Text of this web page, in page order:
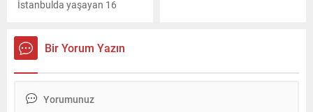
İstanbulda yaşayan 16
nereden ateşlendiği
bilinmeyen tabancadan
çıkan kurşunun gözüne
yaralandı. Tedavi altına
Bir Yorum Yazın